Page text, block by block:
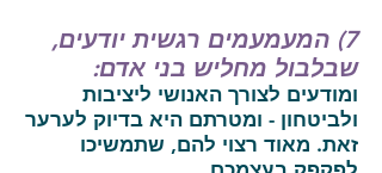
7) המעמעמים רגשית יודעים,
שבלבול מחליש בני אדם:
ומודעים לצורך האנושי ליציבות
ולביטחון - ומטרתם היא בדיוק לערער
זאת. מאוד רצוי להם, שתמשיכו